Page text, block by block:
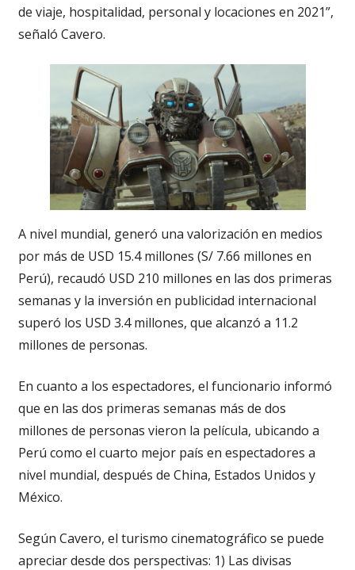
de viaje, hospitalidad, personal y locaciones en 2021”,
señaló Cavero.
A nivel mundial, generó una valorización en medios
por más de USD 15.4 millones (S/ 7.66 millones en
Perú), recaudó USD 210 millones en las dos primeras
semanas y la inversión en publicidad internacional
superó los USD 3.4 millones, que alcanzó a 11.2
millones de personas.
En cuanto a los espectadores, el funcionario informó
que en las dos primeras semanas más de dos
millones de personas vieron la película, ubicando a
Perú como el cuarto mejor país en espectadores a
nivel mundial, después de China, Estados Unidos y
México.
Según Cavero, el turismo cinematográfico se puede
apreciar desde dos perspectivas: 1) Las divisas